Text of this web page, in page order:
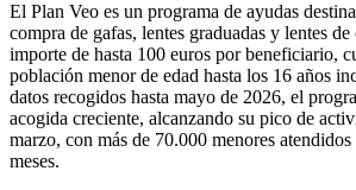
El Plan Veo es un programa de ayudas
compra de gafas, lentes graduadas y lentes
importe de hasta 100 euros por beneficiario,
población menor de edad hasta los 16 años
datos recogidos hasta mayo de 2026, el
acogida creciente, alcanzando su pico de
marzo, con más de 70.000 menores atendidos
meses.